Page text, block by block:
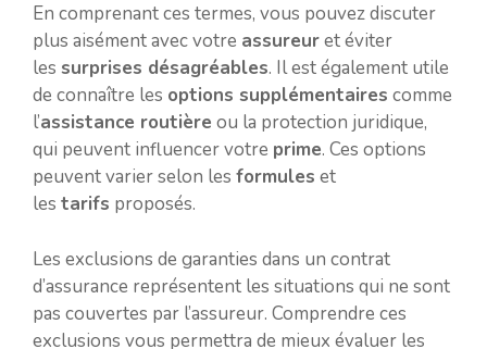
En comprenant ces termes, vous pouvez discuter
plus aisément avec votre assureuret éviter
les surprises désagréables. Il est également utile
de connaître les options supplémentaires comme
l’assistance routière ou la protection juridique,
qui peuvent influencer votre prime. Ces options
peuvent varier selon les formules et
les tarifs proposés.
Les exclusions de garanties dans un contrat
d’assurance représentent les situations qui ne sont
pas couvertes par l’assureur. Comprendre ces
exclusions vous permettra de mieux évaluer les